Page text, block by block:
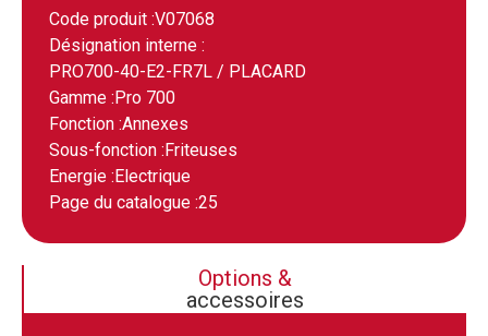
Code produit :V07068
Désignation interne :
PRO700-40-E2-FR7L / PLACARD
Gamme :Pro 700
Fonction :Annexes
Sous-fonction :Friteuses
Energie :Electrique
Page du catalogue :25
Options &
accessoires